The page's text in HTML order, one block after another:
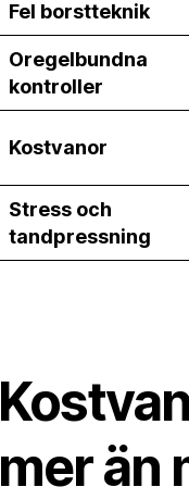
Fel borstteknik
Oregelbundna
kontroller
Kostvanor
Stress och
tandpressning
mer än